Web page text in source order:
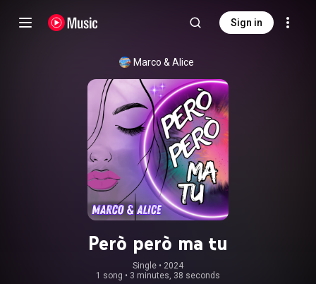
Sign in
Marco & Alice
Però però ma tu
Single • 2024
1 song • 3 minutes, 38 seconds